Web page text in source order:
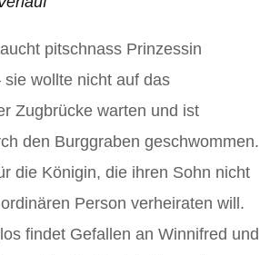
pitschnass Prinzessin
wollte nicht auf das
Zugbrücke warten und ist
den Burggraben geschwommen.
die Königin, die ihren Sohn nicht
Person verheiraten will.
findet Gefallen an Winnifred und